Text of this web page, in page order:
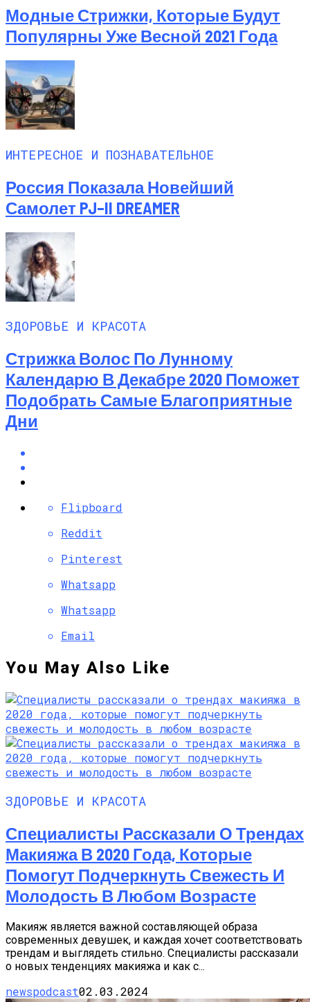
Модные Стрижки, Которые Будут
Популярны Уже Весной 2021 Года
ИНТЕРЕСНОЕ И ПОЗНАВАТЕЛЬНОЕ
Россия Показала Новейший
Самолет PJ–II DREAMER
ЗДОРОВЬЕ И КРАСОТА
Стрижка Волос По Лунному
Календарю В Декабре 2020 Поможет
Подобрать Самые Благоприятные
Дни
Flipboard
Reddit
Pinterest
Whatsapp
Whatsapp
Email
You May Also Like
ЗДОРОВЬЕ И КРАСОТА
Специалисты Рассказали О Трендах
Макияжа В 2020 Года, Которые
Помогут Подчеркнуть Свежесть И
Молодость В Любом Возрасте
Макияж является важной составляющей образа
современных девушек, и каждая хочет соответствовать
трендам и выглядеть стильно. Специалисты рассказали
о новых тенденциях макияжа и как с...
newspodcast02.03.2024